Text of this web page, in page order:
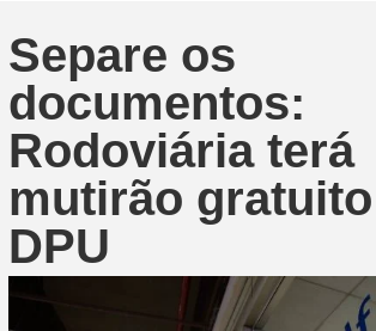
Separe os
documentos:
Rodoviária terá
mutirão
DPU